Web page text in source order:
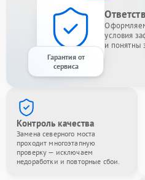
Гарантия от
сервиса
условия
и понятны
Контроль качества
Замена северного моста
проходит многоэтапную
проверку — исключаем
недоработки и повторные сбои.